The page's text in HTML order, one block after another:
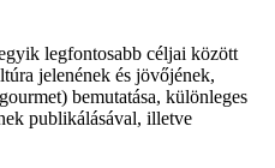
legfontosabb céljai között
jelenének és jövőjének,
bemutatása, különleges
publikálásával, illetve